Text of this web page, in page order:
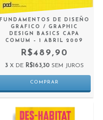
FUNDAMENTOS DE DISEÑO
GRAFICO / GRAPHIC
DESIGN BASICS CAPA
COMUM – 1 ABRIL 2009
R$489,90
3 X DE R$163,30 SEM JUROS